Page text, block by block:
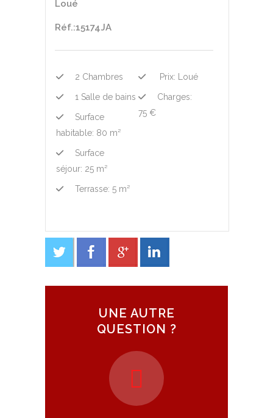
Loué
Réf.:15174JA
2 Chambres
1 Salle de bains
Surface
habitable: 80 m²
Surface
séjour: 25 m²
Terrasse: 5 m²
Prix: Loué
Charges:
75 €
UNE AUTRE
QUESTION ?